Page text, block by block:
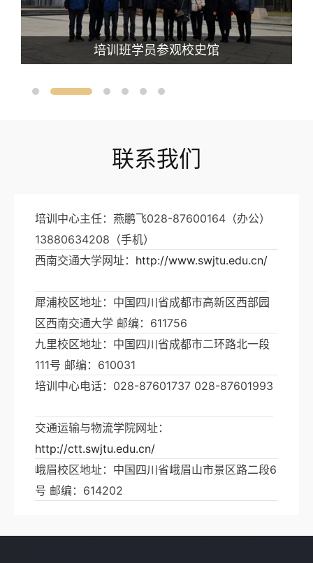
培训班学员参观校史馆
联系我们
培训中心主任：燕鹏飞028-87600164（办公）
13880634208（手机）
西南交通大学网址： http://www.swjtu.edu.cn/
犀浦校区地址：中国四川省成都市高新区西部园
区西南交通大学 邮编：611756
九里校区地址：中国四川省成都市二环路北一段
111号 邮编：610031
培训中心电话：028-87601737 028-87601993
交通运输与物流学院网址：
http://ctt.swjtu.edu.cn/
峨眉校区地址：中国四川省峨眉山市景区路二段6
号 邮编：614202